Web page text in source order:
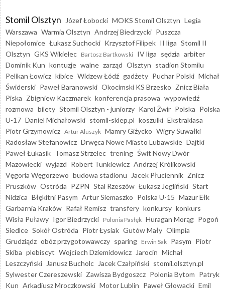
Stomil Olsztyn Józef Łobocki MOKS Stomil Olsztyn Legia
Warszawa Warmia Olsztyn Andrzej Biedrzycki Puszcza
Niepołomice Łukasz Suchocki Krzysztof Filipek II liga Stomil II
Olsztyn GKS Wikielec Bartosz Bartkowski IV liga sędzia arbiter
Dominik Kun kontuzje walne zarząd Olsztyn stadion Stomilu
Pelikan Łowicz kibice Widzew Łódź gadżety Puchar Polski Michał
Świderski Paweł Baranowski Okocimski KS Brzesko Znicz Biała
Piska Zbigniew Kaczmarek konferencja prasowa wypowiedź
rozmowa bilety Stomil Olsztyn - juniorzy Karol Żwir Polska Polska
U-17 Daniel Michałowski stomil-sklep.pl koszulki Ekstraklasa
Piotr Grzymowicz Artur Aluszyk Mamry Giżycko Wigry Suwałki
Radosław Stefanowicz Drwęca Nowe Miasto Lubawskie Dajtki
Paweł Łukasik Tomasz Strzelec trening Świt Nowy Dwór
Mazowiecki wyjazd Robert Tunkiewicz Andrzej Królikowski
Vęgoria Węgorzewo budowa stadionu Jacek Płuciennik Znicz
Pruszków Ostróda PZPN Stal Rzeszów Łukasz Jegliński Start
Nidzica Błękitni Pasym Artur Siemaszko Polska U-15 Mazur Ełk
Garbarnia Kraków Rafał Remisz transfery konkursy konkurs
Wisła Puławy Igor Biedrzycki Polonia Pasłęk Huragan Morąg Pogoń
Siedlce Sokół Ostróda Piotr Łysiak Gutów Mały Olimpia
Grudziądz obóz przygotowawczy sparing Erwin Sak Pasym Piotr
Skiba plebiscyt Wojciech Dziemidowicz Jarocin Michał
Leszczyński
Janusz Bucholc Jacek Czałpiński stomil.olsztyn.pl
Sylwester Czereszewski Zawisza Bydgoszcz Polonia Bytom Patryk
Kun Arkadiusz Mroczkowski Motor Lublin Paweł Głowacki Emil